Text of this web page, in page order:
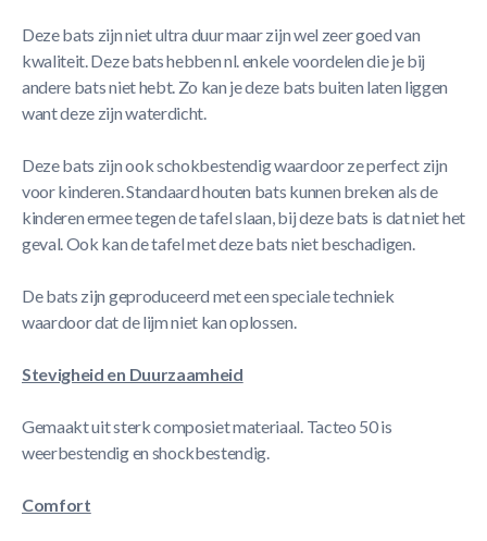
Deze bats zijn niet ultra duur maar zijn wel zeer goed van
kwaliteit. Deze bats hebben nl. enkele voordelen die je bij
andere bats niet hebt. Zo kan je deze bats buiten laten liggen
want deze zijn waterdicht.
Deze bats zijn ook schokbestendig waardoor ze perfect zijn
voor kinderen. Standaard houten bats kunnen breken als de
kinderen ermee tegen de tafel slaan, bij deze bats is dat niet het
geval. Ook kan de tafel met deze bats niet beschadigen.
De bats zijn geproduceerd met een speciale techniek
waardoor dat de lijm niet kan oplossen.
Stevigheid en Duurzaamheid
Gemaakt uit sterk composiet materiaal. Tacteo 50 is
weerbestendig en shockbestendig.
Comfort